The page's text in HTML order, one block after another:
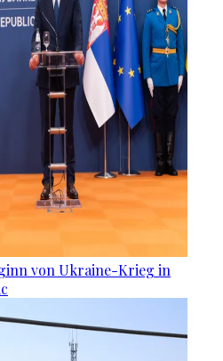
von Ukraine-Krieg in